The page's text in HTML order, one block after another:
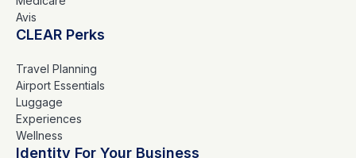
Avis
CLEAR Perks
Travel Planning
Airport Essentials
Luggage
Experiences
Wellness
Identity For Your Business